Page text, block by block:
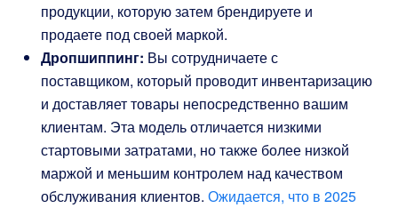
продукции, которую затем брендируете и
продаете под своей маркой.
Дропшиппинг: Вы сотрудничаете с
поставщиком, который проводит инвентаризацию
и доставляет товары непосредственно вашим
клиентам. Эта модель отличается низкими
стартовыми затратами, но также более низкой
маржой и меньшим контролем над качеством
обслуживания клиентов. Ожидается, что в 2025